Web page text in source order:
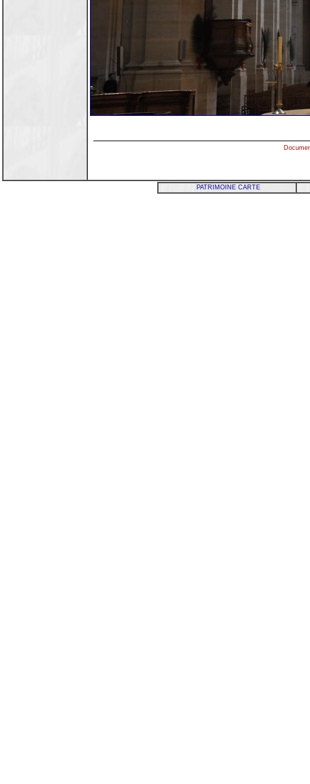
PATRIMOINE CARTE